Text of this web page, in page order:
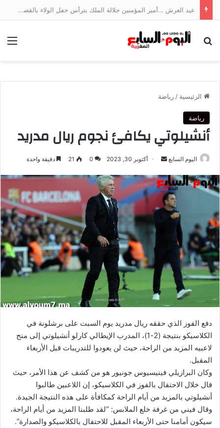
عيد العرش …أمير المؤمنين جلالة الملك يترأس حفل الولاء بالقصر الملكي بتطوان
بحث عن
الرئيسية / رياضة
رياضة
أنشيلوتي يكافئ نجوم ريال مدريد
اليوم السابع
أرسل
إلكترونيا
أكتوبر 30, 2023 0
21 دقيقة واحدة
دفع الفوز الذي حققه ريال مدريد يوم السبت على برشلونة في
الكلاسيكو بنتيجة (2-1)، المدرب الإيطالي كارلو أنشيلوتي إلى منح
لاعبيه المزيد من الراحة، حيث لن يعودوا للتدريبات قبل الأربعاء
المقبل.
وكان البرازيلي فينيسيوس جونيور هو من كشف عن هذا الأمر، حيث
قال خلال الاحتفال بالفوز في الكلاسيكو، إن اللاعبين طالبوا
أنشيلوتي بالمزيد من أيام الراحة كمكافأة على هذه النتيجة الجيدة.
وقال فيني من غرفة خلع الملابس: “لقد طلبنا المزيد من أيام الراحة،
سيكون أمامنا حتى الأربعاء المقبل للاحتفال بالكلاسيكو والصدارة”.